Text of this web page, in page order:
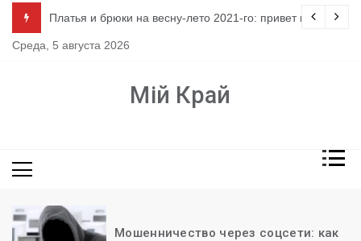
содержимому
Платья и брюки на весну-лето 2021-го: привет из 80-х
Среда, 5 августа 2026
Мій Край
Мошенничество через соцсети: как